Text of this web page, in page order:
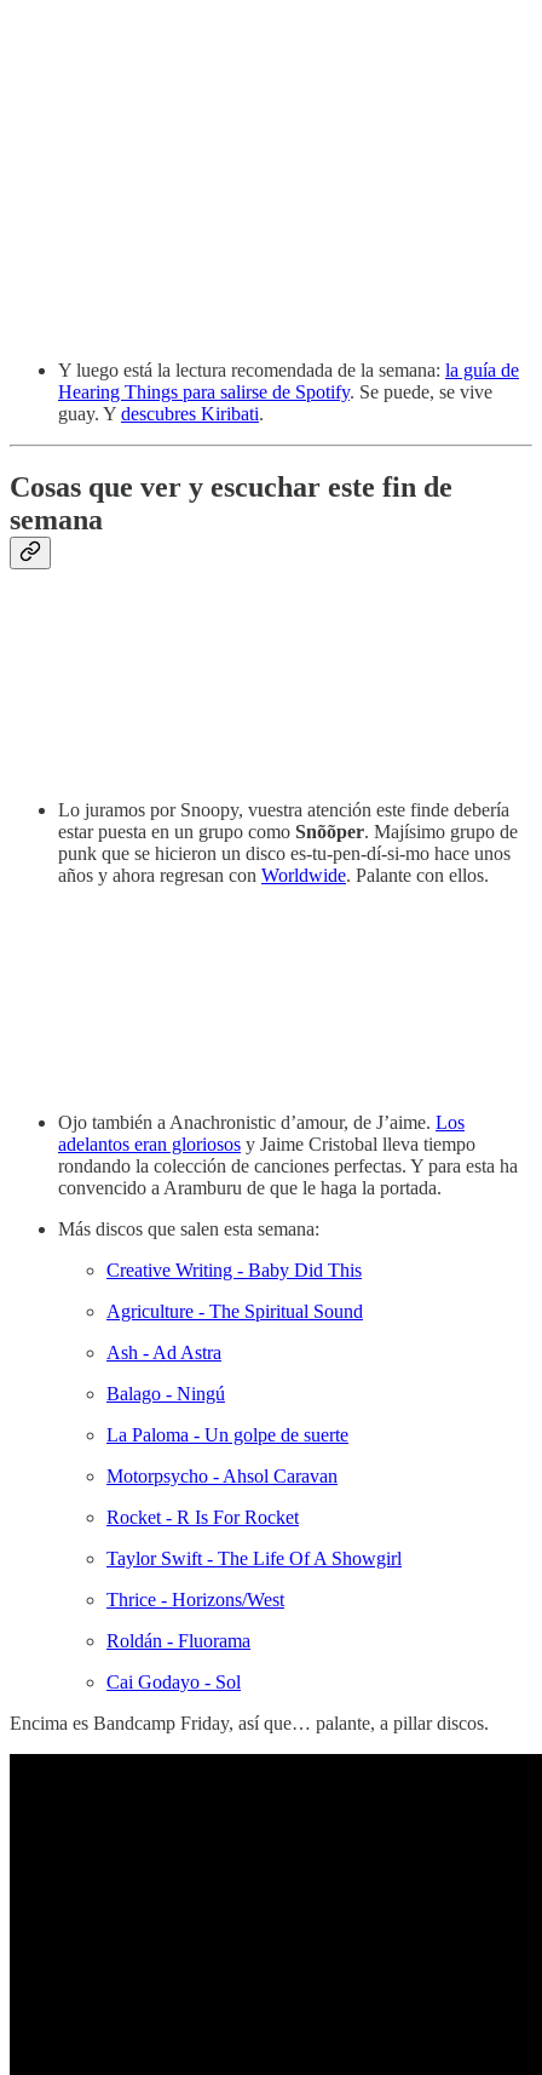
Y luego está la lectura recomendada de la semana: la guía de
Hearing Things para salirse de Spotify. Se puede, se vive
guay. Y descubres Kiribati.
Cosas que ver y escuchar este fin de
semana
Lo juramos por Snoopy, vuestra atención este finde debería
estar puesta en un grupo como Snõõper. Majísimo grupo de
punk que se hicieron un disco es-tu-pen-dí-si-mo hace unos
años y ahora regresan con Worldwide. Palante con ellos.
Ojo también a Anachronistic d’amour, de J’aime. Los
adelantos eran gloriosos y Jaime Cristobal lleva tiempo
rondando la colección de canciones perfectas. Y para esta ha
convencido a Aramburu de que le haga la portada.
Más discos que salen esta semana:
Creative Writing - Baby Did This
Agriculture - The Spiritual Sound
Ash - Ad Astra
Balago - Ningú
La Paloma - Un golpe de suerte
Motorpsycho - Ahsol Caravan
Rocket - R Is For Rocket
Taylor Swift - The Life Of A Showgirl
Thrice - Horizons/West
Roldán - Fluorama
Cai Godayo - Sol
Encima es Bandcamp Friday, así que… palante, a pillar discos.